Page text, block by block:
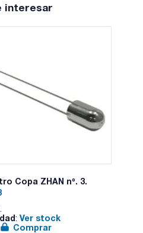
interesar
Copa ZHAN nº. 3.
: Ver stock
Comprar